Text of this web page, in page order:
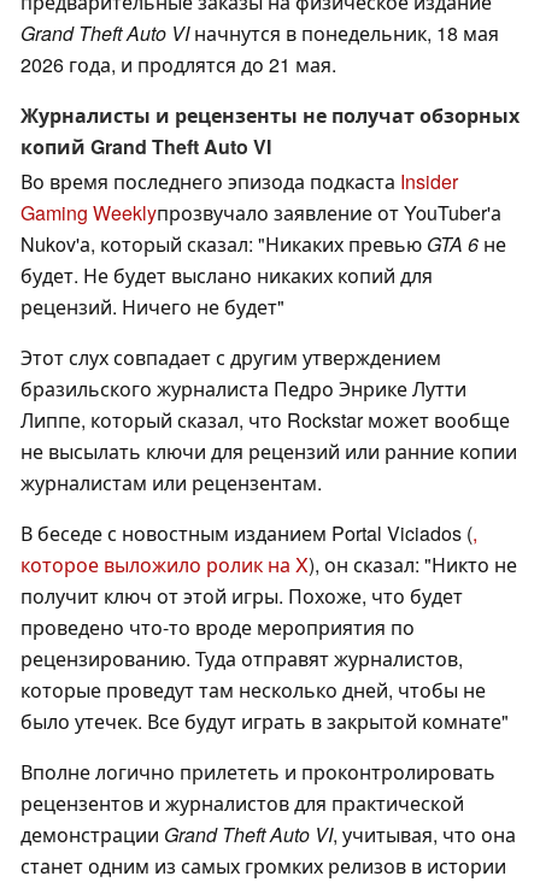
Grand Theft Auto VIначнутся в понедельник, 18 мая
2026 года, и продлятся до 21 мая.
Журналисты и рецензенты не получат обзорных
копий Grand Theft Auto VI
Во время последнего эпизода подкаста Insider
Gaming Weeklyпрозвучало заявление от YouTuber'а
Nukov'а, который сказал: "Никаких превью GTA 6 не
будет. Не будет выслано никаких копий для
рецензий. Ничего не будет"
Этот слух совпадает с другим утверждением
бразильского журналиста Педро Энрике Лутти
Липпе, который сказал, что Rockstar может вообще
не высылать ключи для рецензий или ранние копии
журналистам или рецензентам.
В беседе с новостным изданием Portal Viciados (,
которое выложило ролик на X), он сказал: "Никто не
получит ключ от этой игры. Похоже, что будет
проведено что-то вроде мероприятия по
рецензированию. Туда отправят журналистов,
которые проведут там несколько дней, чтобы не
было утечек. Все будут играть в закрытой комнате"
Вполне логично прилететь и проконтролировать
рецензентов и журналистов для практической
демонстрации Grand Theft Auto VI, учитывая, что она
станет одним из самых громких релизов в истории